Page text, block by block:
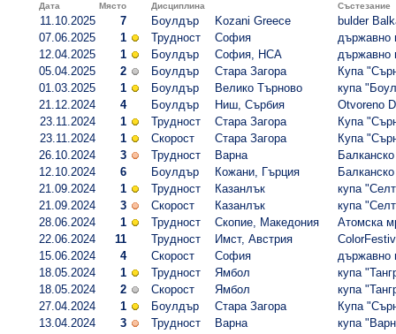
Дата Място Дисциплина Състезание
11.10.2025 7 Боулдър Kozani Greece
bulder
07.06.2025
1 Трудност София
държавно
12.04.2025
1 Боулдър София, НСА
държавно
05.04.2025
2 Боулдър Стара Загора
Купа
01.03.2025
1 Боулдър Велико Търново
купа
21.12.2024
4 Боулдър Ниш, Сърбия
Otvoreno
23.11.2024
1 Трудност Стара Загора
Купа
23.11.2024
1 Скорост Стара Загора
Купа
26.10.2024
3 Трудност Варна
12.10.2024
6 Боулдър Кожани, Гърция
21.09.2024
1 Трудност Казанлък
купа
21.09.2024
3 Скорост Казанлък
купа
28.06.2024
1 Трудност Скопие, Македония
Атомска
22.06.2024
11 Трудност Имст, Австрия
15.06.2024
4 Скорост София
държавно
18.05.2024
1 Трудност Ямбол
купа
18.05.2024
2 Скорост Ямбол
купа
27.04.2024
1 Боулдър Стара Загора
Купа
13.04.2024
3 Трудност Варна
купа